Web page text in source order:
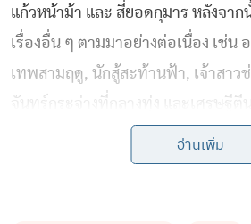
แก้วหน้าม้า และ สี่ยอดกุมาร หลังจาก
เรื่องอื่น ๆ ตามมาอย่างต่อเนื่อง เช่
เทพสามฤดู, นักสู้สะท้านฟ้า, เจ้าสาว
จันทร์กระจ่างที่กลางทุ่ง และเศรษฐีตีน
บอบบางแบบนี้ แต่เธอก็ลุยมาแล้วหล
ด้วยบุคลิกที่น่ารัก สดใส ยิ้มเก่ง จึงทำ
อ่านเพิ่ม